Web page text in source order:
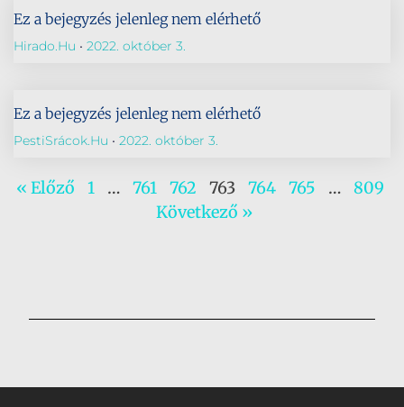
Ez a bejegyzés jelenleg nem elérhető
Hirado.hu 2022. október 3.
Ez a bejegyzés jelenleg nem elérhető
PestiSrácok.hu 2022. október 3.
« Előző 1 … 761 762 763 764 765 …
809
Következő »